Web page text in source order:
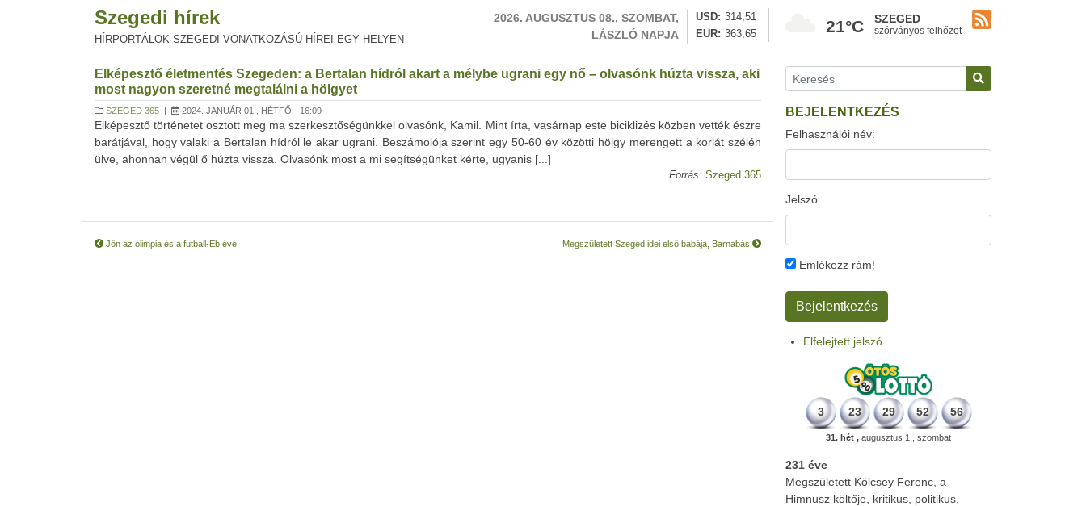
Szegedi hírek
HÍRPORTÁLOK SZEGEDI VONATKOZÁSÚ HÍREI EGY HELYEN
2026. AUGUSZTUS 08., SZOMBAT,
LÁSZLÓ NAPJA
USD
314,51
EUR
363,65 21°C SZEGED
szórványos felhőzet
Elképesztő életmentés Szegeden: a Bertalan hídról akart a mélybe ugrani egy nő – olvasónk húzta vissza, aki
most nagyon szeretné megtalálni a hölgyet
SZEGED 365 | 2024. JANUÁR 01., HÉTFŐ - 16:09
Elképesztő történetet osztott meg ma szerkesztőségünkkel olvasónk, Kamil. Mint írta, vasárnap este biciklizés közben vették észre
barátjával, hogy valaki a Bertalan hídról le akar ugrani. Beszámolója szerint egy 50-60 év közötti hölgy merengett a korlát szélén
ülve, ahonnan végül ő húzta vissza. Olvasónk most a mi segítségünket kérte, ugyanis [...]
Forrás: Szeged 365
Jön az olimpia és a futball-Eb éve Megszületett Szeged idei első babája, Barnabás
BEJELENTKEZÉS
Felhasználói név:
Jelszó
Emlékezz rám!
Elfelejtett jelszó
3 23 29 52 56
31. hét , augusztus 1., szombat
231 éve
Megszületett Kölcsey Ferenc, a
Himnusz költője, kritikus, politikus,